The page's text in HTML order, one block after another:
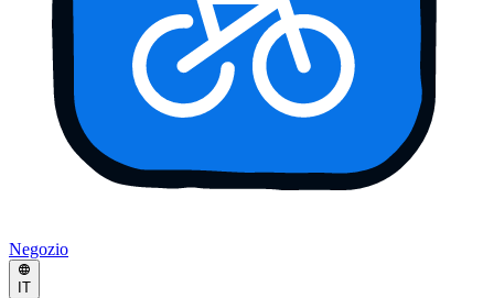
Negozio
IT